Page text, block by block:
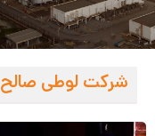
شرکت لوطی صالح